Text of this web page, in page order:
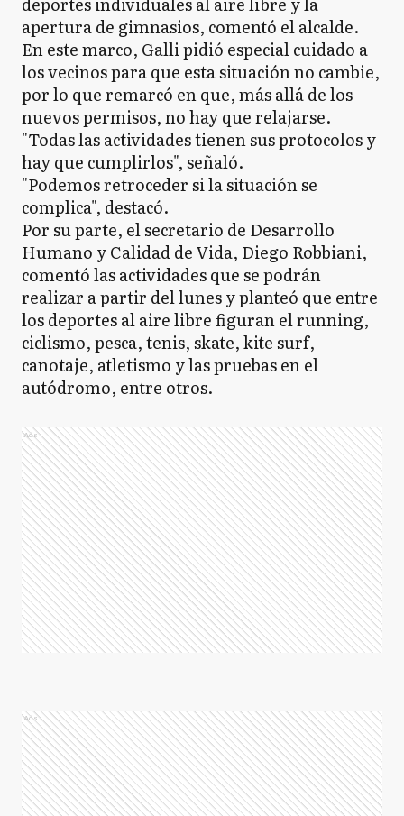
apertura de gimnasios, comentó el alcalde.
En este marco, Galli pidió especial cuidado a
los vecinos para que esta situación no cambie,
por lo que remarcó en que, más allá de los
nuevos permisos, no hay que relajarse.
"Todas las actividades tienen sus protocolos y
hay que cumplirlos", señaló.
"Podemos retroceder si la situación se
complica", destacó.
Por su parte, el secretario de Desarrollo
Humano y Calidad de Vida, Diego Robbiani,
comentó las actividades que se podrán
realizar a partir del lunes y planteó que entre
los deportes al aire libre figuran el running,
ciclismo, pesca, tenis, skate, kite surf,
canotaje, atletismo y las pruebas en el
autódromo, entre otros.
Ads
Ads